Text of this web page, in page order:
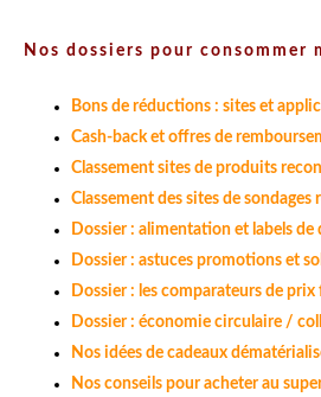
Nos dossiers pour consommer
Bons de réductions : sites et
Cash-back et offres de
Classement sites de produits
Classement des sites de sondages
Dossier : alimentation et labels de
Dossier : astuces promotions et
Dossier : les comparateurs de prix
Dossier : économie circulaire /
Nos idées de cadeaux
Nos conseils pour acheter au